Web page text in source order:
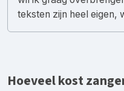
teksten zijn heel eigen,
Hoeveel kost